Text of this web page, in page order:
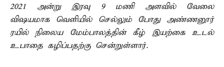
2021 அன்று இரவு 9 மணி அளவில் வேலை
விஷயமாக வெளியில் செல்லும் போது அண்ணனூர்
ரயில் நிலைய மேம்பாலத்தின் கீழ் இயற்கை உடல்
உபாதை கழிப்பதற்கு சென்றுள்ளார்.